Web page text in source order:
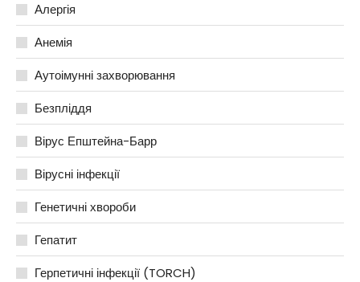
Алергія
Анемія
Аутоімунні захворювання
Безпліддя
Вірус Епштейна-Барр
Вірусні інфекції
Генетичні хвороби
Гепатит
Герпетичні інфекції (TORCH)